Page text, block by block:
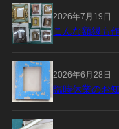
2026年7月19日
こんな額縁も
2026年6月28日
臨時休業のお